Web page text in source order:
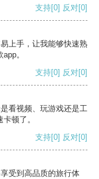
支持[0] 反对[0]
上手，让我能够快速熟
。
支持[0] 反对[0]
看视频、玩游戏还是工
顿了。
支持[0] 反对[0]
受到高品质的旅行体